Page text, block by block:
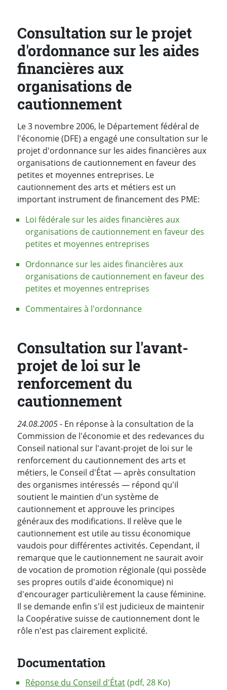
Consultation sur le projet
d'ordonnance sur les aides
financières aux
organisations de
cautionnement
Le 3 novembre 2006, le Département fédéral de
l'économie (DFE) a engagé une consultation sur le
projet d'ordonnance sur les aides financières aux
organisations de cautionnement en faveur des
petites et moyennes entreprises. Le
cautionnement des arts et métiers est un
important instrument de financement des PME:
Loi fédérale sur les aides financières aux
organisations de cautionnement en faveur des
petites et moyennes entreprises
Ordonnance sur les aides financières aux
organisations de cautionnement en faveur des
petites et moyennes entreprises
Commentaires à l'ordonnance
Consultation sur l'avant-
projet de loi sur le
renforcement du
cautionnement
24.08.2005- En réponse à la consultation de la
Commission de l'économie et des redevances du
Conseil national sur l'avant-projet de loi sur le
renforcement du cautionnement des arts et
métiers, le Conseil d'État — après consultation
des organismes intéressés — répond qu'il
soutient le maintien d'un système de
cautionnement et approuve les principes
généraux des modifications. Il relève que le
cautionnement est utile au tissu économique
vaudois pour différentes activités. Cependant, il
remarque que le cautionnement ne saurait avoir
de vocation de promotion régionale (qui possède
ses propres outils d'aide économique) ni
d'encourager particulièrement la cause féminine.
Il se demande enfin s'il est judicieux de maintenir
la Coopérative suisse de cautionnement dont le
rôle n'est pas clairement explicité.
Documentation
Réponse du Conseil d'État(pdf, 28 Ko)